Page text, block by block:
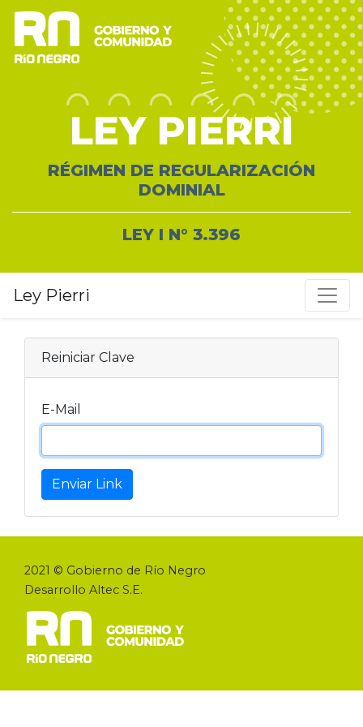
LEY PIERRI
RÉGIMEN DE REGULARIZACIÓN
DOMINIAL
LEY I N° 3.396
Ley Pierri
Reiniciar Clave
E-Mail
Enviar Link
2021 © Gobierno de Río Negro
Desarrollo Altec S.E.